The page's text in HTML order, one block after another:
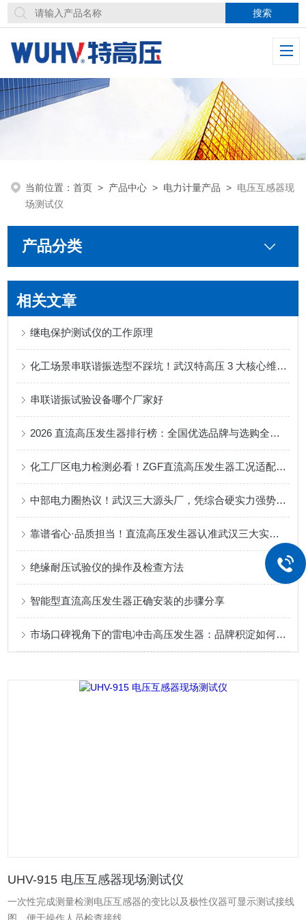
当前位置：首页 > 产品中心 > 电力计量产品 > 电压互感器现
场测试仪
产品分类
相关文章
继电保护测试仪的工作原理
化工场景串联谐振选型不踩坑！武汉特高压 3 大核心维度 + 真实口碑参考
串联谐振试验设备哪个厂家好
2026 直流高压发生器排行榜：全国优选品牌与选购全攻略
化工厂区电力检测必看！ZGF直流高压发生器工况适配与厂家解析
中部电力圈热议！武汉三大源头厂，凭综合硬实力强势出圈！串联谐振
靠谱省心·品质担当！直流高压发生器认准武汉三大实力企业
绝缘耐压试验仪的操作及检查方法
智能型直流高压发生器正确安装的步骤分享
市场口碑视角下的雷电冲击高压发生器：品牌积淀如何赋能可靠试验
UHV-915 电压互感器现场测试仪
一次性完成测量检测电压互感器的变比以及极性仪器可显示测试接线